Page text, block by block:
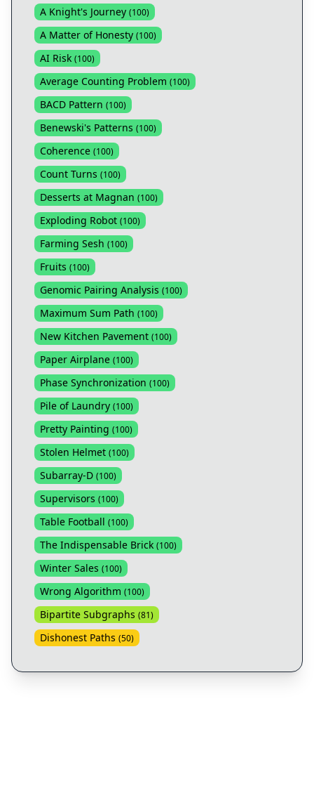
A Knight's Journey (100)
A Matter of Honesty (100)
AI Risk (100)
Average Counting Problem (100)
BACD Pattern (100)
Benewski's Patterns (100)
Coherence (100)
Count Turns (100)
Desserts at Magnan (100)
Exploding Robot (100)
Farming Sesh (100)
Fruits (100)
Genomic Pairing Analysis (100)
Maximum Sum Path (100)
New Kitchen Pavement (100)
Paper Airplane (100)
Phase Synchronization (100)
Pile of Laundry (100)
Pretty Painting (100)
Stolen Helmet (100)
Subarray-D (100)
Supervisors (100)
Table Football (100)
The Indispensable Brick (100)
Winter Sales (100)
Wrong Algorithm (100)
Bipartite Subgraphs (81)
Dishonest Paths (50)